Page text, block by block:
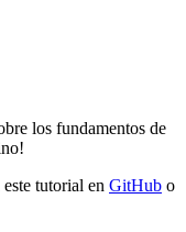
los fundamentos de
tutorial en GitHub o